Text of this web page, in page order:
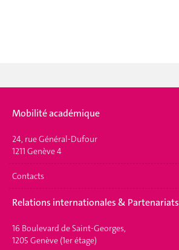
Mobilité académique
24, rue Général-Dufour
1211 Genève 4
Contacts
Relations internationales & Partenariats
16 Boulevard de Saint-Georges,
1205 Genève (1er étage)